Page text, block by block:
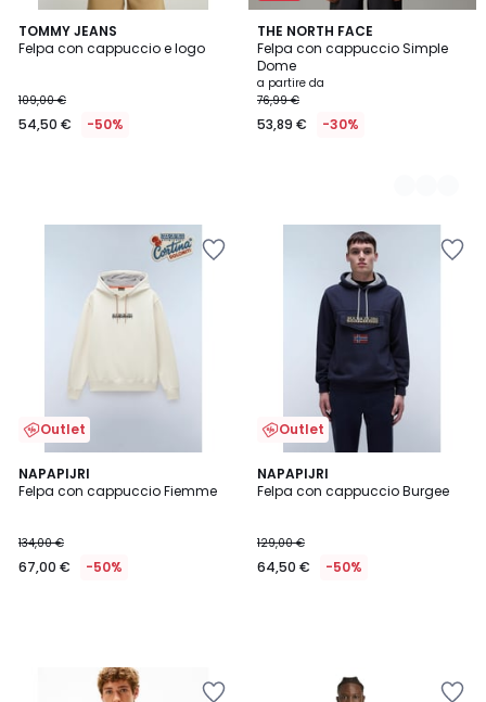
TOMMY JEANS
Felpa con cappuccio e logo
109,00 €
54,50 € -50%
THE NORTH FACE
Felpa con cappuccio Simple
Dome
a partire da
76,99 €
53,89 € -30%
2
Colori
Outlet
NAPAPIJRI
Felpa con cappuccio Fiemme
134,00 €
67,00 € -50%
Outlet
NAPAPIJRI
Felpa con cappuccio Burgee
129,00 €
64,50 € -50%